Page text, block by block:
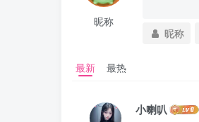
昵称
昵称
最新 最热
小喇叭